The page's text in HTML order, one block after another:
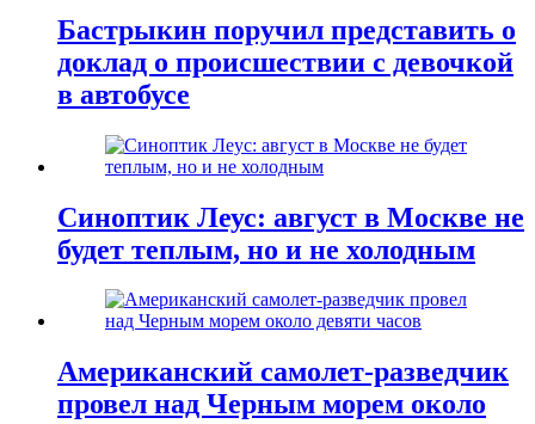
Бастрыкин поручил представить о
доклад о происшествии с девочкой
в автобусе
Синоптик Леус: август в Москве не
будет теплым, но и не холодным
Американский самолет-разведчик
провел над Черным морем около